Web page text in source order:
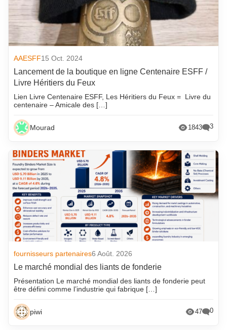
AAESFF15 Oct. 2024
Lancement de la boutique en ligne Centenaire ESFF /
Livre Héritiers du Feux
Lien Livre Centenaire ESFF, Les Héritiers du Feux = Livre du
centenaire – Amicale des […]
Mourad 1843 3
fournisseurs partenaires6 Août. 2026
Le marché mondial des liants de fonderie
Présentation Le marché mondial des liants de fonderie peut
être défini comme l’industrie qui fabrique […]
piwi 47 0